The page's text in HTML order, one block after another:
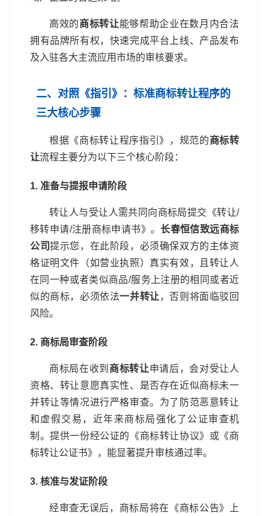
高效的商标转让能够帮助企业在数月内合法
拥有品牌所有权，快速完成平台上线、产品发布
及入驻各大主流应用市场的审核要求。
二、对照《指引》：标准商标转让程序的
三大核心步骤
根据《商标转让程序指引》，规范的商标转
让流程主要分为以下三个核心阶段：
1. 准备与提报申请阶段
转让人与受让人需共同向商标局提交《转让/
移转申请/注册商标申请书》。 长春恒信致远商标
公司提示您，在此阶段，必须确保双方的主体资
格证明文件（如营业执照）真实有效，且转让人
在同一种或者类似商品/服务上注册的相同或者近
似的商标，必须依法一并转让 ，否则将面临驳回
风险。
2. 商标局审查阶段
商标局在收到 商标转让申请后，会对受让人
资格、转让意愿真实性、是否存在近似商标未一
并转让等情况进行严格审查。为了防范恶意转让
和虚假交易，近年来商标局强化了公证审查机
制。提供一份经公证的《商标转让协议》或《商
标转让公证书》，能显著提升审核通过率。
3. 核准与发证阶段
经审查无误后，商标局将在《商标公告》上